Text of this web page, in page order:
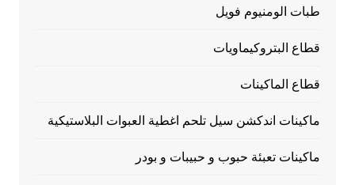
طبات الومنيوم فويل
قطاع البتروكيماويات
قطاع الماكينات
ماكينات اندكشن سيل تلحم اغطية العبوات البلاستيكية
ماكينات تعبئة حبوب و حبيبات و بودر